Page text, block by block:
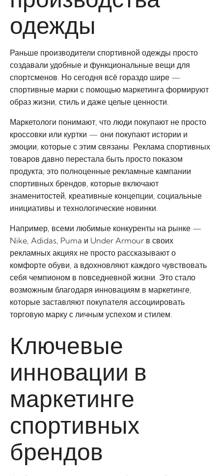
одежды
Раньше производители спортивной одежды просто
создавали удобные и функциональные вещи для
спортсменов. Но сегодня всё гораздо шире —
спортивные марки с помощью маркетинга формируют
образ жизни, стиль и даже целые ценности.
Маркетологи понимают, что люди покупают не просто
кроссовки или куртки — они покупают истории и
эмоции, которые с этим связаны. Реклама спортивных
товаров давно перестала быть просто показом
продукта; это полноценные рекламные кампании
спортивных брендов, которые включают
знаменитостей, креативные концепции, социальные
инициативы и технологические новинки.
Например, всеми любимые конкуренты на рынке —
Nike, Adidas, Puma и Under Armour в своих
рекламных акциях не просто рассказывают о
комфорте обуви, а вдохновляют каждого чувствовать
себя чемпионом в повседневной жизни. Это стало
возможным благодаря инновациям в маркетинге,
которые заставляют покупателя ассоциировать
торговую марку с личным успехом и стилем.
Ключевые
инновации в
маркетинге
спортивных
брендов